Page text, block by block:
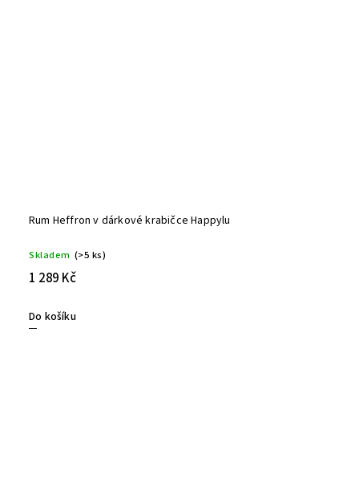
Rum Heffron v dárkové krabičce Happylu
Skladem (>5 ks)
1 289 Kč
Do košíku